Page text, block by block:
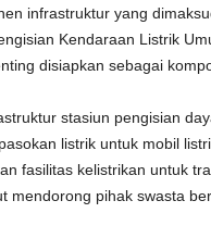
infrastruktur yang
Kendaraan Listrik
disiapkan sebagai
stasiun pengisian
listrik untuk mobil
fasilitas kelistrikan untuk
mendorong pihak swasta